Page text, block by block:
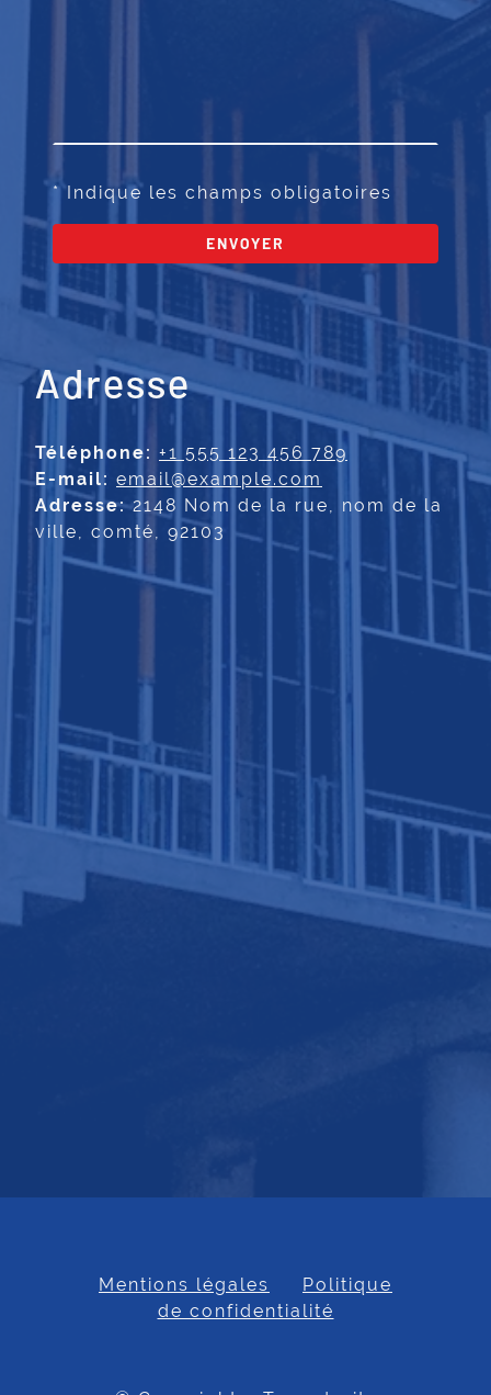
* Indique les champs obligatoires
ENVOYER
Adresse
Téléphone: +1 555 123 456 789
E-mail: email@example.com
Adresse:2148 Nom de la rue, nom de la
ville, comté, 92103
Mentions légales
Politique
de confidentialité